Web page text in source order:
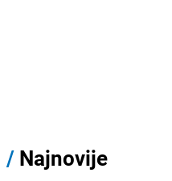
/ Najnovije